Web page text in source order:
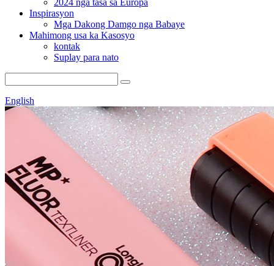
2024 nga tasa sa Europa
Inspirasyon
Mga Dakong Damgo nga Babaye
Mahimong usa ka Kasosyo
kontak
Suplay para nato
English